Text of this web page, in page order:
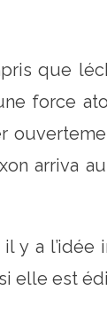
que
force
arriva
y a
elle est